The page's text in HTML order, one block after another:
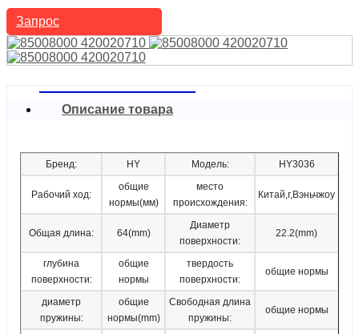
Запрос
Описание товара
Бренд: HY Модель: HY3036
Рабочий ход:
общие
нормы(мм)
место
происхождения:
Китай,г,Вэньчжоу
Общая длина: 64(mm)
Диаметр
поверхности:
22.2(mm)
глубина
поверхности:
общие
нормы
твердость
поверхности:
общие нормы
диаметр
пружины:
общие
нормы(mm)
Свободная длина
пружины:
общие нормы